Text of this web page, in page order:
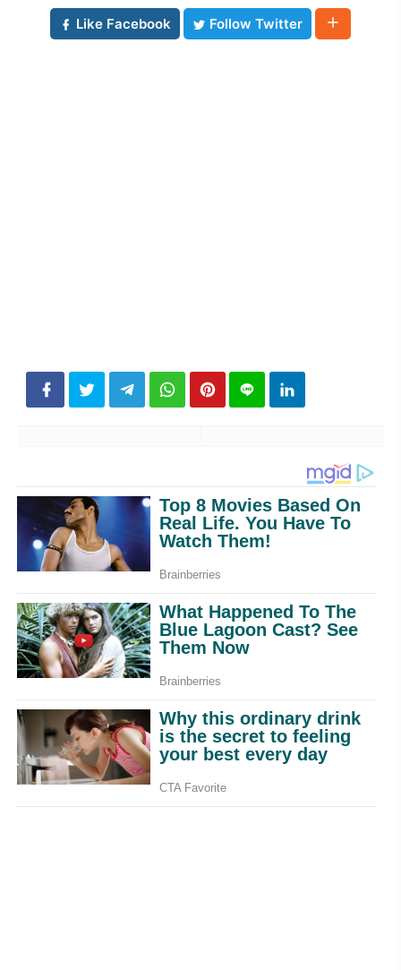
Like Facebook
Follow Twitter